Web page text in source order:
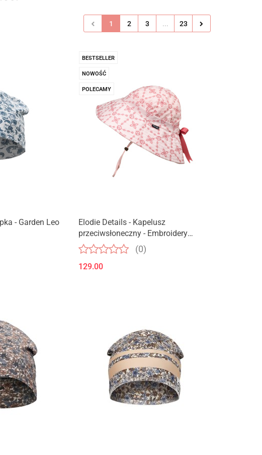
1 2 3 ... 23
- Garden Leo
BESTSELLER
NOWOŚĆ
POLECAMY
Elodie Details - Kapelusz
przeciwsłoneczny - Embroidery
Anglaise Pink
(0)
129.00